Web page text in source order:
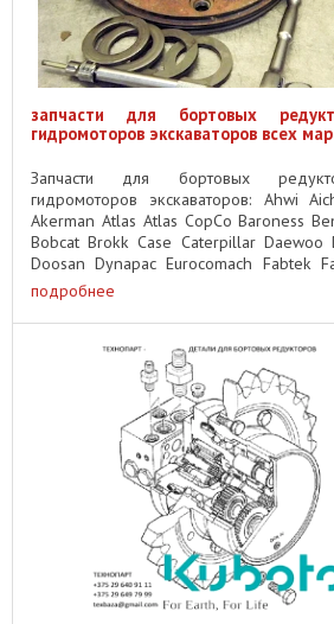
запчасти для бортовых
гидромоторов экскаваторов всех
Запчасти для бортовых
гидромоторов экскаваторов: Ahwi
Akerman Atlas Atlas CopCo Baroness
Bobcat Brokk Case Caterpillar Daewoo
Doosan Dynapac Eurocomach Fabtek
Fiat Hitachi Fiat Kobelco ...
подробнее